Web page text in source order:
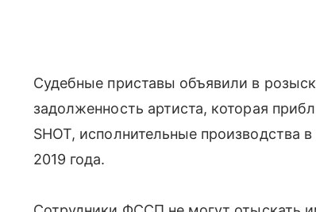
Судебные приставы объявили в
задолженность артиста, которая
SHOT, исполнительные производства
2019 года.